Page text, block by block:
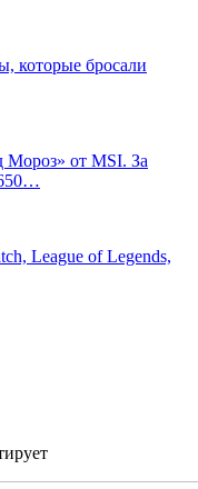
которые бросали
Мороз» от MSI. За
League of Legends,